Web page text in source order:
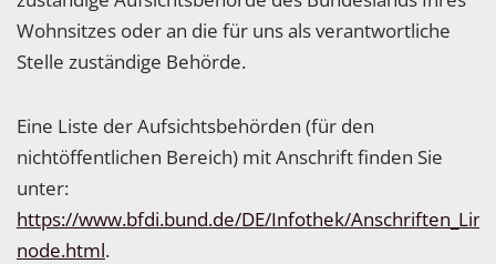
Wohnsitzes oder an die für uns als verantwortliche
Stelle zuständige Behörde.
Eine Liste der Aufsichtsbehörden (für den
nichtöffentlichen Bereich) mit Anschrift finden Sie
unter:
https://www.bfdi.bund.de/DE/Infothek/
node.html.